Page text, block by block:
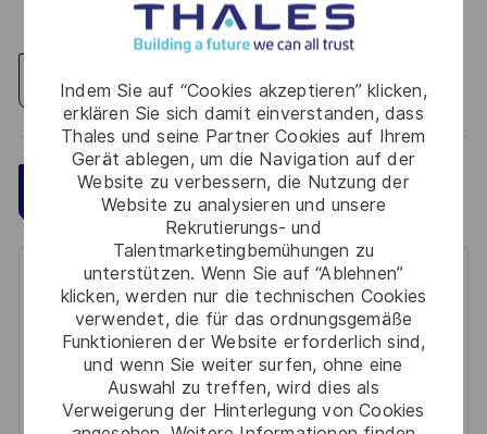
Indem Sie auf “Cookies akzeptieren” klicken,
erklären Sie sich damit einverstanden, dass
Thales und seine Partner Cookies auf Ihrem
Gerät ablegen, um die Navigation auf der
Website zu verbessern, die Nutzung der
Website zu analysieren und unsere
Rekrutierungs- und
Talentmarketingbemühungen zu
unterstützen. Wenn Sie auf “Ablehnen”
klicken, werden nur die technischen Cookies
verwendet, die für das ordnungsgemäße
Funktionieren der Website erforderlich sind,
und wenn Sie weiter surfen, ohne eine
Auswahl zu treffen, wird dies als
Verweigerung der Hinterlegung von Cookies
Standort erkunden
Jetzt bewerben Speichern
Get notified for similar jobs
You'll receive updates once a week
Email